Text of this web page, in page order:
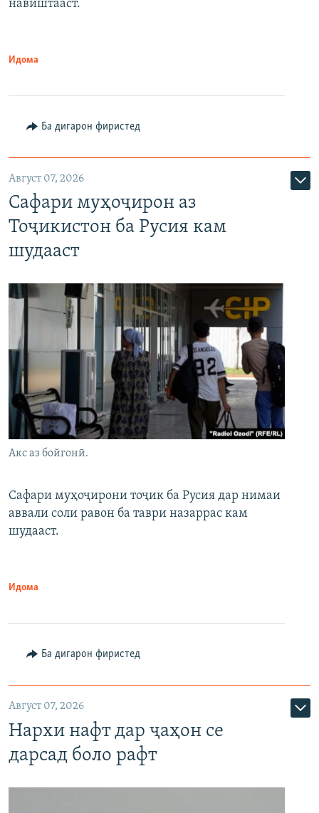
навиштааст.
Идома
Ба дигарон фиристед
Август 07, 2026
Сафари муҳоҷирон аз
Тоҷикистон ба Русия кам
шудааст
Акс аз бойгонӣ.
Сафари муҳоҷирони тоҷик ба Русия дар нимаи
аввали соли равон ба таври назаррас кам
шудааст.
Идома
Ба дигарон фиристед
Август 07, 2026
Нархи нафт дар ҷаҳон се
дарсад боло рафт